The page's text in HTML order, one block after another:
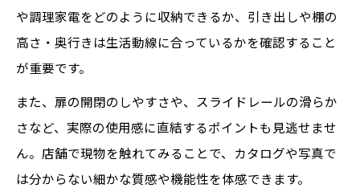
や調理家電をどのように収納できるか、引き出しや棚の
高さ・奥行きは生活動線に合っているかを確認すること
が重要です。
また、扉の開閉のしやすさや、スライドレールの滑らか
さなど、実際の使用感に直結するポイントも見逃せませ
ん。店舗で現物を触れてみることで、カタログや写真で
は分からない細かな質感や機能性を体感できます。